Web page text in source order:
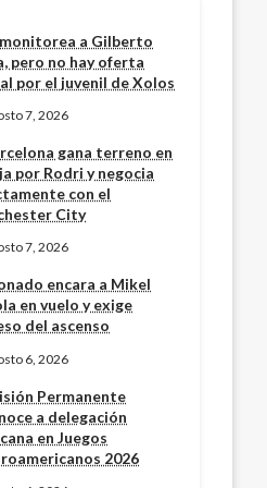
monitorea a Gilberto
pero no hay oferta
por el juvenil de Xolos
7, 2026
gana terreno en
por Rodri y negocia
con el
City
7, 2026
encara a Mikel
en vuelo y exige
del ascenso
6, 2026
Permanente
a delegación
en Juegos
2026